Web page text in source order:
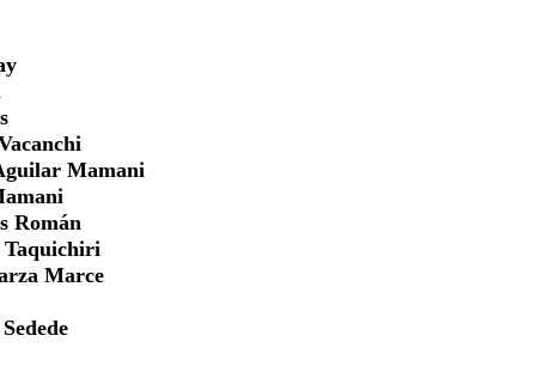
Mamani
Román
Taquichiri
Marce